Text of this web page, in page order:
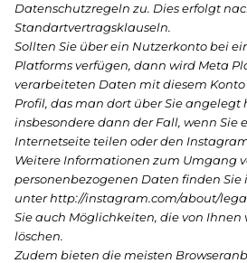
Datenschutzregeln zu. Dies erfolgt
Standartvertragsklauseln.
Sollten Sie über ein Nutzerkonto bei
Platforms verfügen, dann wird Meta
verarbeiteten Daten mit diesem
Profil, das man dort über Sie angelegt
insbesondere dann der Fall, wenn Sie
Internetseite teilen oder den
Weitere Informationen zum Umgang
personenbezogenen Daten finden
unter http://instagram.com/about/
Sie auch Möglichkeiten, die von
löschen.
Zudem bieten die meisten